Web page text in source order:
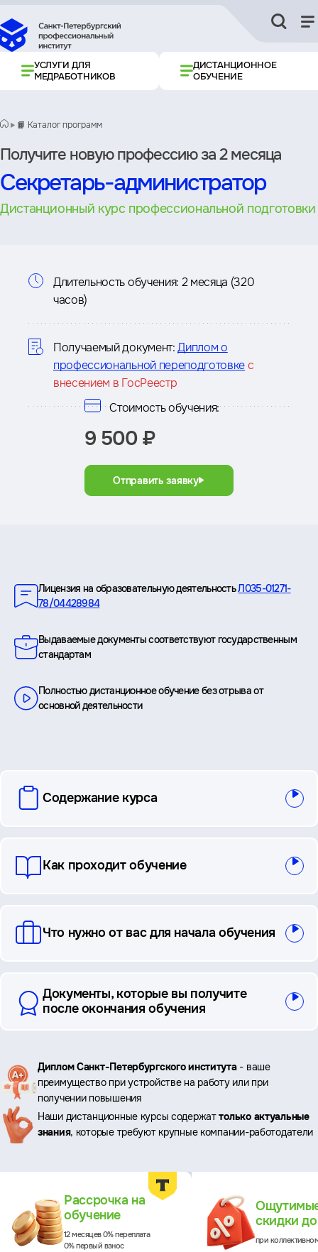
УСЛУГИ ДЛЯ
МЕДРАБОТНИКОВ
ДИСТАНЦИОННОЕ
ОБУЧЕНИЕ
📙 Каталог программ
Получите новую профессию за 2 месяца
Секретарь-администратор
Дистанционный курс профессиональной подготовки
Информация
курсе
Длительность обучения: 2 месяца (320
часов)
Получаемый документ: Диплом о
профессиональной переподготовкес
внесением в ГосРеестр
Стоимость обучения:
9 500 ₽
Отправить заявку
Лицензия на образовательную деятельностьЛ035-01271-
78/04428984
Выдаваемые документы соответствуют государственным
стандартам
Полностью дистанционное обучение без отрыва от
основной деятельности
вопросы
Содержание курса
Как проходит обучение
Что нужно от вас для начала обучения
Документы, которые вы получите
после окончания обучения
Ключевые
преимущества
Диплом Санкт-Петербургского института- ваше
преимущество при устройстве на работу или при
получении повышения
Наши дистанционные курсы содержаттолько актуальные
знания, которые требуют крупные компании-работодатели
Рассрочка на
обучение
12 месяцев 0% переплата
0% первый взнос
скидки
при